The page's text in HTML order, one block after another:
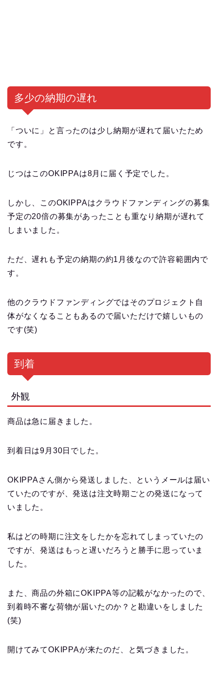
多少の納期の遅れ
「ついに」と言ったのは少し納期が遅れて届いたため
です。
じつはこのOKIPPAは8月に届く予定でした。
しかし、このOKIPPAはクラウドファンディングの募集
予定の20倍の募集があったことも重なり納期が遅れて
しまいました。
ただ、遅れも予定の納期の約1月後なので許容範囲内で
す。
他のクラウドファンディングではそのプロジェクト自
体がなくなることもあるので届いただけで嬉しいもの
です(笑)
到着
外観
商品は急に届きました。
到着日は9月30日でした。
OKIPPAさん側から発送しました、というメールは届い
ていたのですが、発送は注文時期ごとの発送になって
いました。
私はどの時期に注文をしたかを忘れてしまっていたの
ですが、発送はもっと遅いだろうと勝手に思っていま
した。
また、商品の外箱にOKIPPA等の記載がなかったので、
到着時不審な荷物が届いたのか？と勘違いをしました
(笑)
開けてみてOKIPPAが来たのだ、と気づきました。